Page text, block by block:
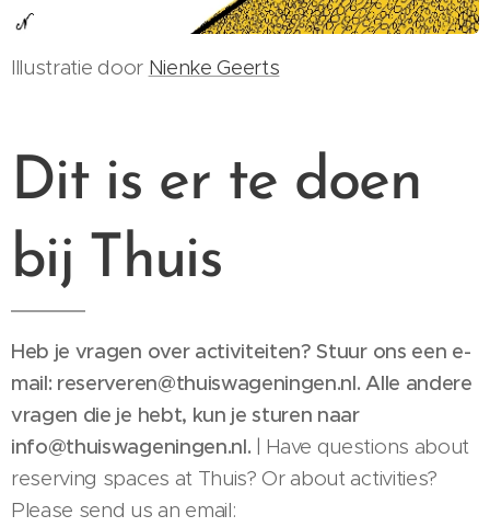
Illustratie door Nienke Geerts
Dit is er te doen
bij Thuis
Heb je vragen over activiteiten? Stuur ons een e-
mail: reserveren@thuiswageningen.nl. Alle andere
vragen die je hebt, kun je sturen naar
info@thuiswageningen.nl. | Have questions about
reserving spaces at Thuis? Or about activities?
Please send us an email: